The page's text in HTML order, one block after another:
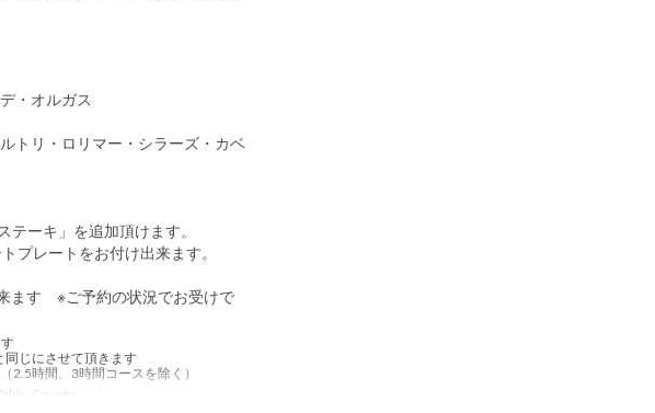
・オルガス
トリ・ロリマー・シラーズ・カベ
テーキ」を追加頂けます。
プレートをお付け出来ます。
ます ※ご予約の状況でお受けで
じにさせて頂きます
2.5時間、3時間コースを除く）
Counter